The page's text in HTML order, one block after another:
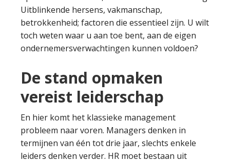
Uitblinkende hersens, vakmanschap,
betrokkenheid; factoren die essentieel zijn. U wilt
toch weten waar u aan toe bent, aan de eigen
ondernemersverwachtingen kunnen voldoen?
De stand opmaken
vereist leiderschap
En hier komt het klassieke management
probleem naar voren. Managers denken in
termijnen van één tot drie jaar, slechts enkele
leiders denken verder. HR moet bestaan uit